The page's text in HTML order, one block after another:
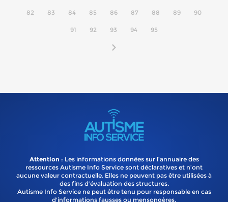
82 83 84 85 86 87 88 89 90
91 92 93 94 95
Attention : Les informations données sur l’annuaire des
ressources Autisme Info Service sont déclaratives et n’ont
aucune valeur contractuelle. Elles ne peuvent pas être utilisées à
des fins d’évaluation des structures.
Autisme Info Service ne peut être tenu pour responsable en cas
d'informations fausses ou mensongères.